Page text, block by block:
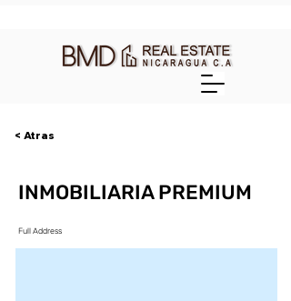
< Atras
INMOBILIARIA PREMIUM
Full Address